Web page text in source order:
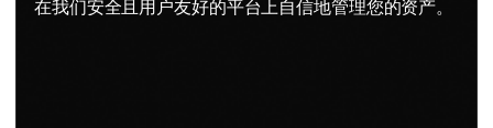
在我们安全且用户友好的平台上自信地管理您的资产。